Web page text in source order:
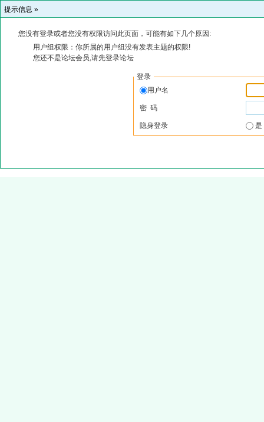
提示信息 »
您没有登录或者您没有权限访问此页面，可能有如下几个原因:
用户组权限：你所属的用户组没有发表主题的权限!
您还不是论坛会员,请先登录论坛
登录
用户名
密 码
隐身登录